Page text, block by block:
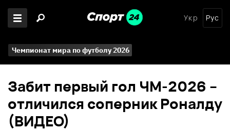
Укр Рус
Чемпионат мира по футболу 2026
Забит первый гол ЧМ-2026 –
отличился соперник Роналду
(ВИДЕО)